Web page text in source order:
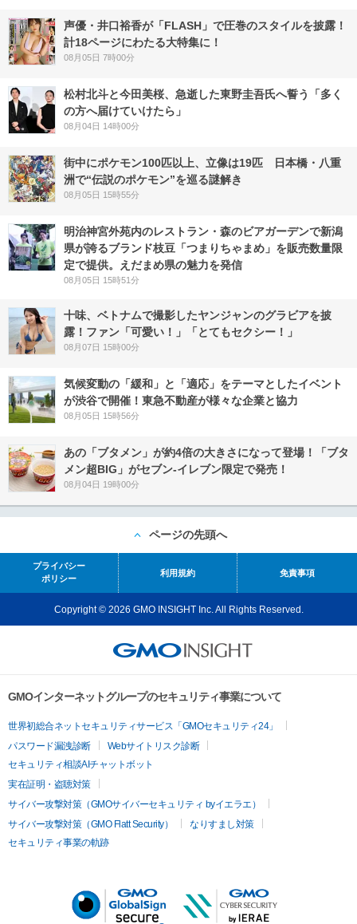
声優・井口裕香が「FLASH」で圧巻のスタイルを披露！
計18ページにわたる大特集に！
08月05日 7時00分
松村北斗と今田美桜、急逝した東野圭吾氏へ誓う「多く
の方へ届けていけたら」
08月04日 14時00分
街中にポケモン100匹以上、立像は19匹 日本橋・八重
洲で“伝説のポケモン”を巡る謎解き
08月05日 15時55分
明治神宮外苑内のレストラン・森のビアガーデンで新潟
県が誇るブランド枝豆「つまりちゃまめ」を販売数量限
定で提供。えだまめ県の魅力を発信
08月05日 15時51分
十味、ベトナムで撮影したヤンジャンのグラビアを披
露！ファン「可愛い！」「とてもセクシー！」
08月07日 15時00分
気候変動の「緩和」と「適応」をテーマとしたイベント
が渋谷で開催！東急不動産が様々な企業と協力
08月05日 15時56分
あの「ブタメン」が約4倍の大きさになって登場！「ブタ
メン超BIG」がセブン‐イレブン限定で発売！
08月04日 19時00分
ページの先頭へ
プライバシー
ポリシー
利用規約 免責事項
Copyright © 2026 GMO INSIGHT Inc. All Rights Reserved.
GMOインターネットグループのセキュリティ事業について
世界初総合ネットセキュリティサービス「GMOセキュリティ24」
パスワード漏洩診断
Webサイトリスク診断
セキュリティ相談AIチャットボット
実在証明・盗聴対策
サイバー攻撃対策（GMOサイバーセキュリティ byイエラエ）
サイバー攻撃対策（GMO Flatt Security）
なりすまし対策
セキュリティ事業の軌跡